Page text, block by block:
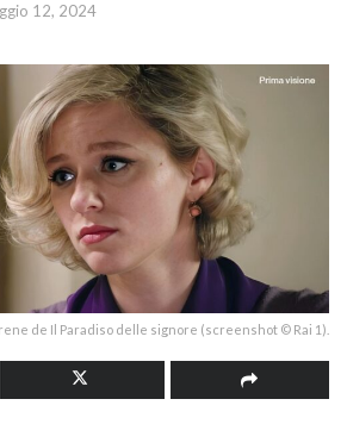
12, 2024
de Il Paradiso delle signore (screenshot © Rai 1).